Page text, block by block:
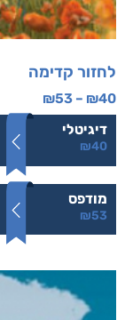
לחזור קדימה
₪40
–
₪53
דיגיטלי
₪40
מודפס
₪53